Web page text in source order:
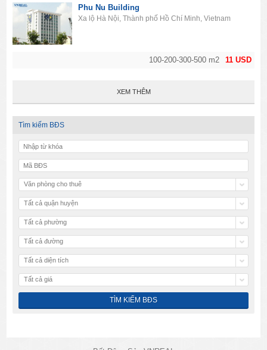
11 USD
100-200-300-500 m2
Phu Nu Building
Xa lộ Hà Nội, Thành phố Hồ Chí Minh, Vietnam
XEM THÊM
Tìm kiếm BĐS
Văn phòng cho thuê
Tất cả quận huyện
Tất cả phường
Tất cả đường
Tất cả diện tích
Tất cả giá